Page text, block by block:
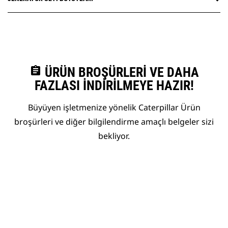
assignment ÜRÜN BROŞÜRLERI VE DAHA
FAZLASI İNDIRILMEYE HAZIR!
Büyüyen işletmenize yönelik Caterpillar Ürün
broşürleri ve diğer bilgilendirme amaçlı belgeler sizi
bekliyor.